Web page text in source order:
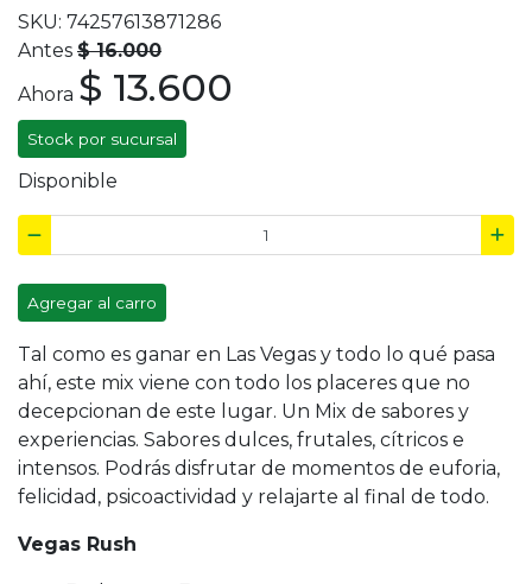
SKU: 74257613871286
Antes $ 16.000
Ahora $ 13.600
Stock por sucursal
Disponible
Agregar al carro
Tal como es ganar en Las Vegas y todo lo qué pasa
ahí, este mix viene con todo los placeres que no
decepcionan de este lugar. Un Mix de sabores y
experiencias. Sabores dulces, frutales, cítricos e
intensos. Podrás disfrutar de momentos de euforia,
felicidad, psicoactividad y relajarte al final de todo.
Vegas Rush